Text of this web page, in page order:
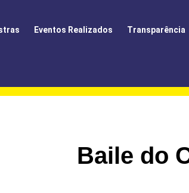
Eventos Realizados Transparência
Baile do